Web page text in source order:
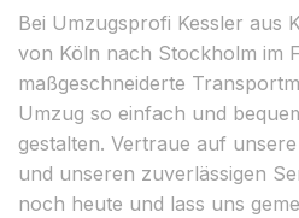
Bei Umzugsprofi Kessler aus
von Köln nach Stockholm im
maßgeschneiderte
Umzug so einfach und
gestalten. Vertraue auf
und unseren zuverlässigen
noch heute und lass uns